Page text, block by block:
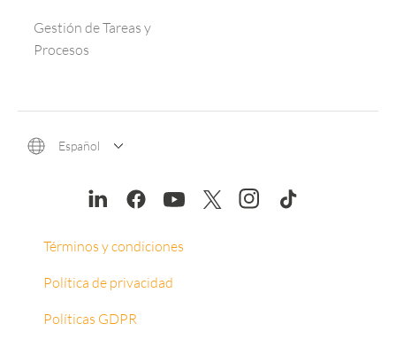
Gestión de Tareas y
Procesos
Español
Términos y condiciones
Política de privacidad
Políticas GDPR